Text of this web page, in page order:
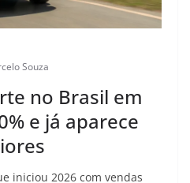
Souza
no Brasil em
e já aparece
iniciou 2026 com vendas